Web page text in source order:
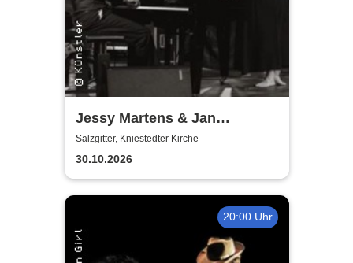
Jessy Martens & Jan
Fischer's Blues Support
Salzgitter, Kniestedter Kirche
30.10.2026
20:00 Uhr